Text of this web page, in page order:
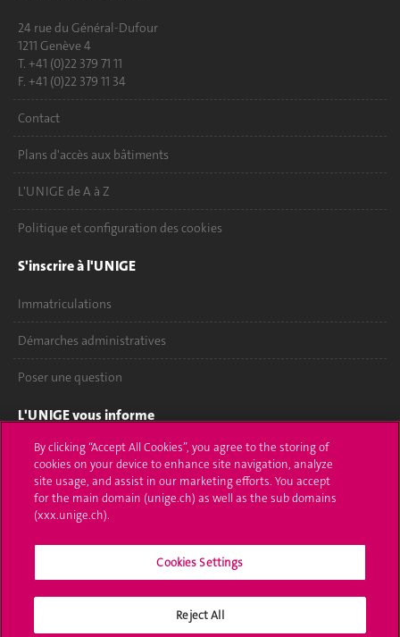
24 rue du Général-Dufour
1211 Genève 4
T. +41 (0)22 379 71 11
F. +41 (0)22 379 11 34
Contact
Plans d'accès aux bâtiments
L'UNIGE de A à Z
Politique et configuration des cookies
S'inscrire à l'UNIGE
Immatriculations
Démarches administratives
Poser une question
L'UNIGE vous informe
UNIGE Mobile
Médias
Offres d'emploi
Calendrier académique
By clicking “Accept All Cookies”, you agree to the storing of
cookies on your device to enhance site navigation, analyze
site usage, and assist in our marketing efforts. You accept
for the main domain (unige.ch) as well as the sub domains
(xxx.unige.ch).
Cookies Settings
Reject All